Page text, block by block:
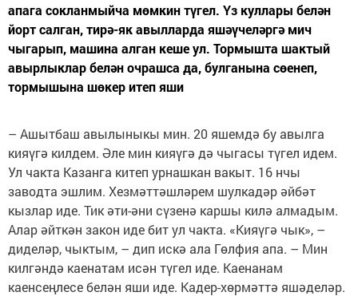
апага сокланмыйча мөмкин түгел. Үз куллары белән
йорт салган, тирә-як авылларда яшәүчеләргә мич
чыгарып, машина алган кеше ул. Тормышта шактый
авырлыклар белән очрашса да, булганына сөенеп,
тормышына шөкер итеп яши
– Ашытбаш авылыныкы мин. 20 яшемдә бу авылга
кияүгә килдем. Әле мин кияүгә дә чыгасы түгел идем.
Ул чакта Казанга китеп урнашкан вакыт. 16 нчы
заводта эшлим. Хезмәттәшләрем шулкадәр әйбәт
кызлар иде. Тик әти-әни сүзенә каршы килә алмадым.
Алар әйткән закон иде бит ул чакта. «Кияүгә чык», –
диделәр, чыктым, – дип искә ала Гөлфия апа. – Мин
килгәндә каенатам исән түгел иде. Каенанам
каенсеңлесе белән яши иде. Кадер-хөрмәттә яшәделәр.